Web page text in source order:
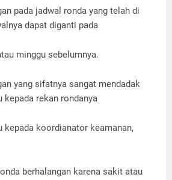
pada jadwal ronda yang telah di
dapat diganti pada
minggu sebelumnya.
yang sifatnya sangat mendadak
kepada rekan rondanya
kepada koordianator keamanan,
berhalangan karena sakit atau